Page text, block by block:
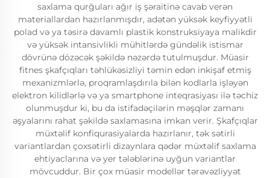
saxlama qurğuları ağır iş şəraitinə cavab verən
materiallardan hazırlanmışdır, adətən yüksək keyfiyyətli
polad və ya təsirə davamlı plastik konstruksiyaya malikdir
və yüksək intansivlikli mühitlərdə gündəlik istismar
dövrünə dözəcək şəkildə nəzərdə tutulmuşdur. Müasir
fitnes şkafçıqları təhlükəsizliyi təmin edən inkişaf etmiş
mexanizmlərlə, proqramlaşdırıla bilən kodlarla işləyən
elektron kilidlərlə və ya smartphone inteqrasiyası ilə təchiz
olunmuşdur ki, bu da istifadəçilərin məşqlər zamanı
əşyalarını rahat şəkildə saxlamasına imkan verir. Şkafçıqlar
müxtəlif konfiqurasiyalarda hazırlanır, tək sətirli
variantlardan çoxsətirli dizaynlara qədər müxtəlif saxlama
ehtiyaclarına və yer tələblərinə uyğun variantlar
mövcuddur. Bir çox müasir modellər tərəvəzliyyət